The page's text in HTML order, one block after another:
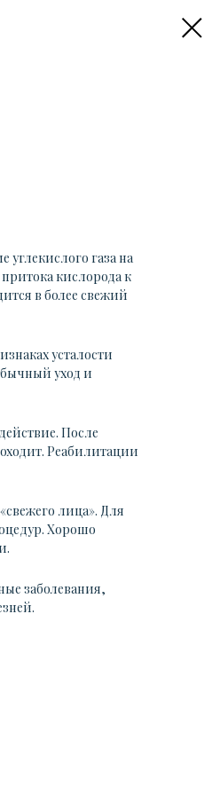
углекислого газа на
кислорода к
в более свежий
усталости
уход и
После
Реабилитации
лица». Для
Хорошо
заболевания,